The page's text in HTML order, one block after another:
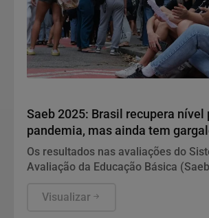
Saeb 2025: Brasil recupera nível
pandemia, mas ainda tem
Os resultados nas avaliações do
Avaliação da Educação Básica
Educação (MEC), em Brasília,
Visualizar